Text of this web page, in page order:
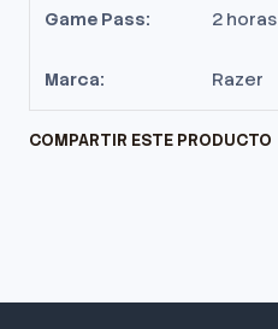
Game Pass: 2 horas
Marca: Razer
COMPARTIR ESTE PRODUCTO